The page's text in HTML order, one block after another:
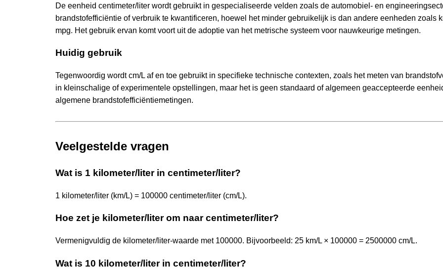
De eenheid centimeter/liter wordt gebruikt in gespecialiseerde velden zoals de automobiel- en
brandstofefficiëntie of verbruik te kwantificeren, hoewel het minder gebruikelijk is dan andere eenheden zoals
mpg. Het gebruik ervan komt voort uit de adoptie van het metrische systeem voor nauwkeurige metingen.
Huidig gebruik
Tegenwoordig wordt cm/L af en toe gebruikt in specifieke technische contexten, zoals het meten van
in kleinschalige of experimentele opstellingen, maar het is geen standaard of algemeen geaccepteerde
algemene brandstofefficiëntiemetingen.
Veelgestelde vragen
Wat is 1 kilometer/liter in centimeter/liter?
1 kilometer/liter (km/L) = 100000 centimeter/liter (cm/L).
Hoe zet je kilometer/liter om naar centimeter/liter?
Vermenigvuldig de kilometer/liter-waarde met 100000. Bijvoorbeeld: 25 km/L × 100000 = 2500000 cm/L.
Wat is 10 kilometer/liter in centimeter/liter?